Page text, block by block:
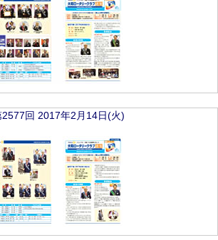
2577回 2017年2月14日(火)